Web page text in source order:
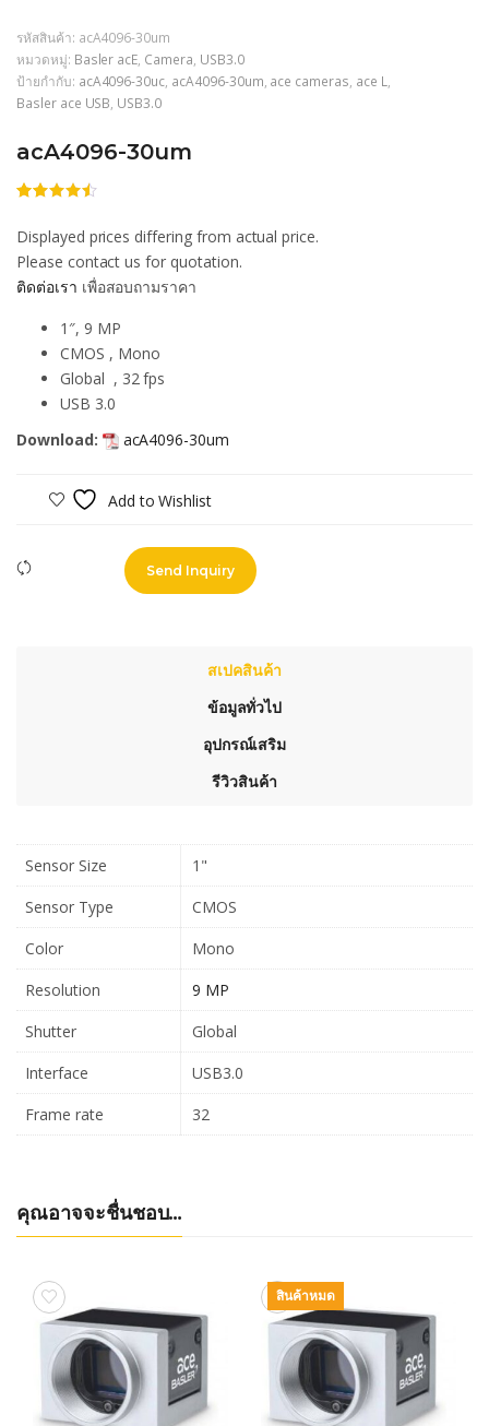
รหัสสินค้า: acA4096-30um
หมวดหมู่: Basler acE Camera USB3.0
ป้ายกำกับ: acA4096-30uc acA4096-30um ace cameras ace L
Basler ace USB USB3.0
acA4096-30um
คะแนน
4.46จาก
5 คะแนน
การให้
ของลูกค้า
Displayed prices differing from actual price.
Please contact us for quotation.
ติดต่อเรา เพื่อสอบถามราคา
1″, 9 MP
CMOS , Mono
Global , 32 fps
USB 3.0
Download:
acA4096-30um
Add to Wishlist
Send Inquiry
สเปคสินค้า
ข้อมูลทั่วไป
อุปกรณ์เสริม
รีวิวสินค้า
Sensor Size
1"
Sensor Type
CMOS
Color
Mono
Resolution
9 MP
Shutter
Global
Interface
USB3.0
Frame rate
32
คุณอาจจะชื่นชอบ…
สินค้าหมด